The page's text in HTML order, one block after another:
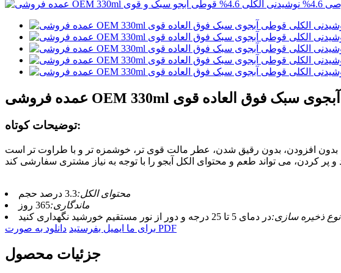
توضیحات کوتاه:
محتوای الکل:3.3 درصد حجم
ماندگاری:365 روز
نوع ذخیره سازی:در دمای 5 تا 25 درجه و دور از نور مستقیم خورشید نگهداری کنید
برای ما ایمیل بفرستید دانلود به صورت PDF
جزئیات محصول